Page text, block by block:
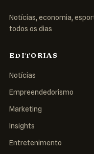
Notícias, economia,
todos os dias
EDITORIAS
Notícias
Empreendedorismo
Marketing
Insights
Entretenimento